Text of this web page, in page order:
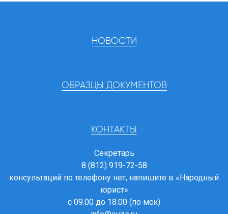
НОВОСТИ
ОБРАЗЦЫ ДОКУМЕНТОВ
КОНТАКТЫ
Секретарь
8 (812) 919-72-58
консультаций по телефону нет, напишите в «Народный
юрист»
с 09.00 до 18.00 (по мск)